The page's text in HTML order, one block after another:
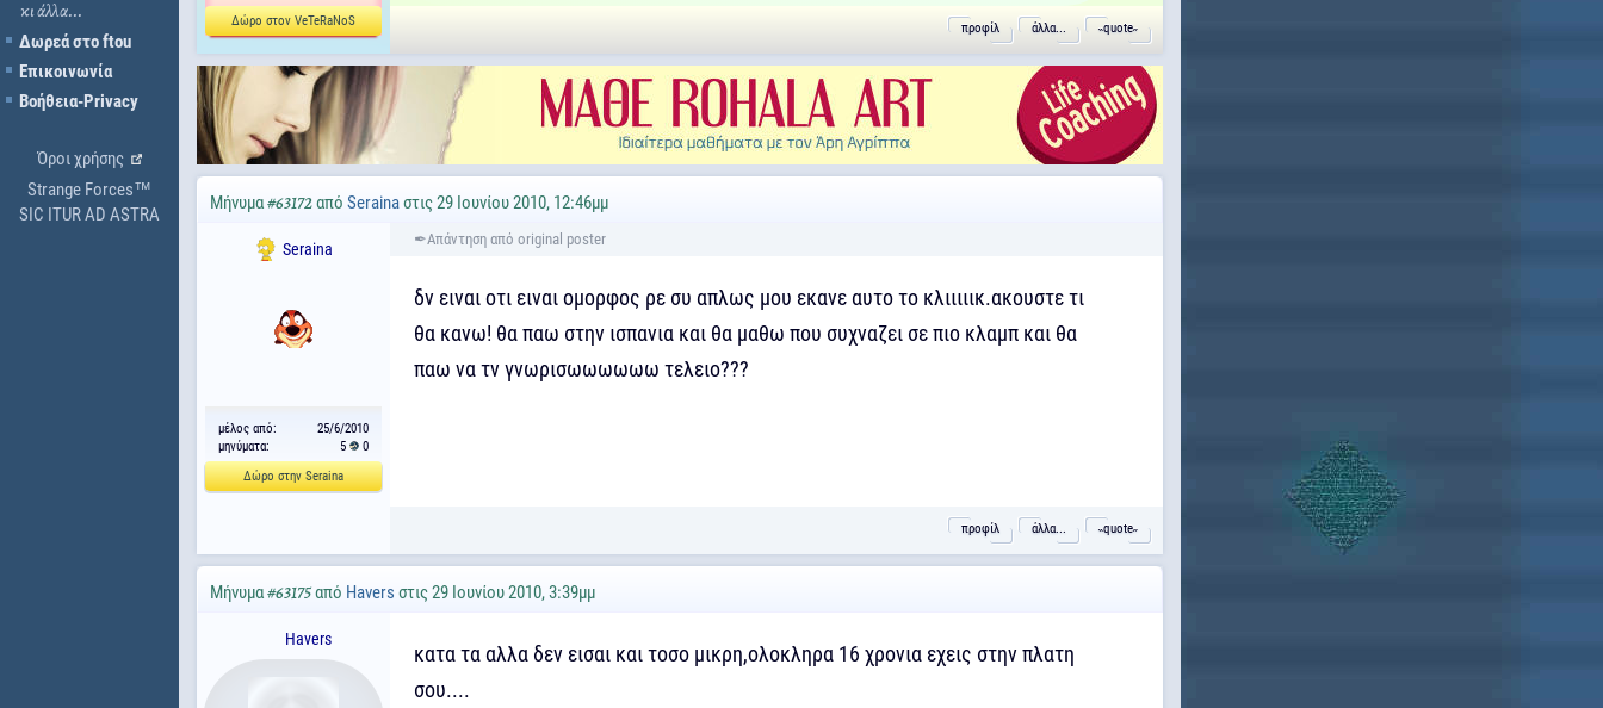
κι άλλα...
Δωρεά στο ftou
Επικοινωνία
Βοήθεια-Privacy
Όροι χρήσης
Strange Forces™
SIC ITUR AD ASTRA
Δώρο στον VeTeRaNoS
προφίλ άλλα... ˵quote˶
Μήνυμα #63172 από Serainaστις 29 Ιουνίου 2010, 12:46μμ
Seraina
μέλος από:
25/6/2010
μηνύματα:
5
0
Δώρο στην Seraina
δν ειναι οτι ειναι ομορφος ρε συ απλως μου εκανε αυτο το κλιιιιικ.ακουστε τι
θα κανω! θα παω στην ισπανια και θα μαθω που συχναζει σε πιο κλαμπ και θα
παω να τν γνωρισωωωωωω τελειο???
προφίλ άλλα... ˵quote˶
Μήνυμα #63175από Havers στις 29 Ιουνίου 2010, 3:39μμ
Havers
κατα τα αλλα δεν εισαι και τοσο μικρη,ολοκληρα 16 χρονια εχεις στην πλατη
σου....